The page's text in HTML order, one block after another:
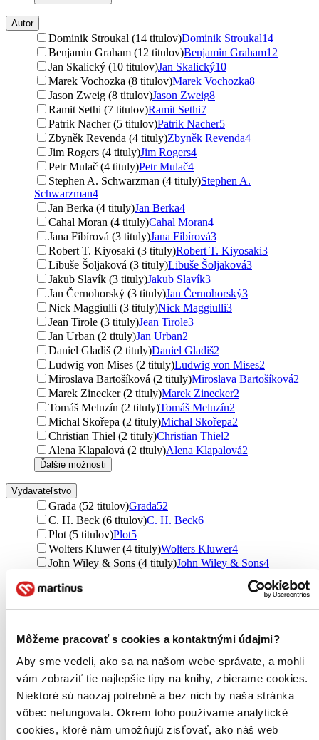
Môžeme pracovať s cookies a kontaktnými údajmi?
Aby sme vedeli, ako sa na našom webe správate, a mohli
vám zobraziť tie najlepšie tipy na knihy, zbierame cookies.
Niektoré sú naozaj potrebné a bez nich by naša stránka
vôbec nefungovala. Okrem toho používame analytické
cookies, ktoré nám umožňujú zisťovať, ako náš web
Autor
Dominik Stroukal (14 titulov)Dominik Stroukal14
Benjamin Graham (12 titulov)Benjamin Graham12
Jan Skalický (10 titulov)Jan Skalický10
Marek Vochozka (8 titulov)Marek Vochozka8
Jason Zweig (8 titulov)Jason Zweig8
Ramit Sethi (7 titulov)Ramit Sethi7
Patrik Nacher (5 titulov)Patrik Nacher5
Zbyněk Revenda (4 tituly)Zbyněk Revenda4
Jim Rogers (4 tituly)Jim Rogers4
Petr Mulač (4 tituly)Petr Mulač4
Stephen A. Schwarzman (4 tituly)Stephen A.
Schwarzman4
Jan Berka (4 tituly)Jan Berka4
Cahal Moran (4 tituly)Cahal Moran4
Jana Fibírová (3 tituly)Jana Fibírová3
Robert T. Kiyosaki (3 tituly)Robert T. Kiyosaki3
Libuše Šoljaková (3 tituly)Libuše Šoljaková3
Jakub Slavík (3 tituly)Jakub Slavík3
Jan Černohorský (3 tituly)Jan Černohorský3
Nick Maggiulli (3 tituly)Nick Maggiulli3
Jean Tirole (3 tituly)Jean Tirole3
Jan Urban (2 tituly)Jan Urban2
Daniel Gladiš (2 tituly)Daniel Gladiš2
Ludwig von Mises (2 tituly)Ludwig von Mises2
Miroslava Bartošíková (2 tituly)Miroslava Bartošíková2
Marek Zinecker (2 tituly)Marek Zinecker2
Tomáš Meluzín (2 tituly)Tomáš Meluzín2
Michal Skořepa (2 tituly)Michal Skořepa2
Christian Thiel (2 tituly)Christian Thiel2
Alena Klapalová (2 tituly)Alena Klapalová2
Ďalšie možnosti
Vydavateľstvo
Grada (52 titulov)Grada52
C. H. Beck (6 titulov)C. H. Beck6
Plot (5 titulov)Plot5
Wolters Kluwer (4 tituly)Wolters Kluwer4
John Wiley & Sons (4 tituly)John Wiley & Sons4
Simon & Schuster3
Motýľ (3 tituly)
Aleš Čeněk (3 tituly) Aleš Čeněk
Plata Publishing (3 tituly)
Plata Publishing
Wolters Kluwer ČR (2 tituly)Wolters Kluwer ČR2
Cambridge University Press (2 tituly) Cambridge
University Press 2
Computer Press (2 tituly)
Computer Press
INESS (2 tituly)INESS 2
William Collins (2 tituly)William Collins2